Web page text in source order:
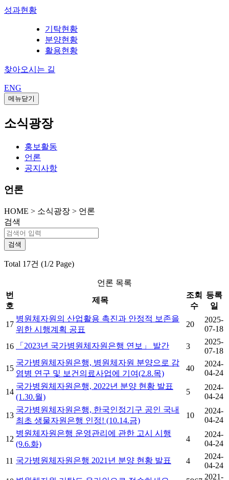
성과현황
기탁현황
분양현황
활용현황
찾아오시는 길
ENG
메뉴닫기
소식광장
홍보활동
언론
공지사항
언론
HOME > 소식광장 > 언론
검색
Total 17건 (1/2 Page)
언론 목록
번
호
제목
조회
수
등록
일
17
병원체자원의 산업활용 촉진과 안정적 보존을
위한 시행계획 공표
20
2025-
07-18
16
「2023년 국가병원체자원은행 연보」 발간 3
2025-
07-18
15
국가병원체자원은행, 병원체자원 분양으로 감
염병 연구 및 보건의료사업에 기여(2.8.목)
40
2024-
04-24
14
국가병원체자원은행, 2022년 분양 현황 발표
(1.30.월)
5
2024-
04-24
13
국가병원체자원은행, 한국인정기구 공인 국내
최초 생물자원은행 인정! (10.14.금)
10
2024-
04-24
12
병원체자원은행 운영관리에 관한 고시 시행
(9.6.화)
4
2024-
04-24
11 국가병원체자원은행 2021년 분양 현황 발표 4
2024-
04-24
2021-